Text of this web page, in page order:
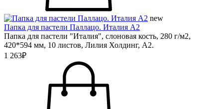
new
Папка для пастели Паллацо. Италия А2
Папка для пастели "Италия", слоновая кость, 280 г/м2,
420*594 мм, 10 листов, Лилия Холдинг, А2.
1 263₽